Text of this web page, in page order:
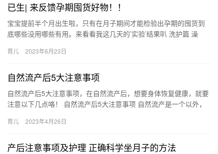
已生| 来反馈孕期囤货好物！！
宝宝提前半个月出生啦，只有在月子期间才能检验出孕期的囤货到
底哪些没用哪些有用。来看看我这几天的’实验’结果叭 洗护篇 澡
育儿 2023年6月23日
自然流产后5大注意事项
自然流产后5大注意事项，在自然流产后，想要身体恢复健康，就要
注意以下几点咯！ 自然流产后5大注意事项 自然流产是一个以外，
健…
育儿 2023年4月26日
产后注意事项及护理 正确科学坐月子的方法